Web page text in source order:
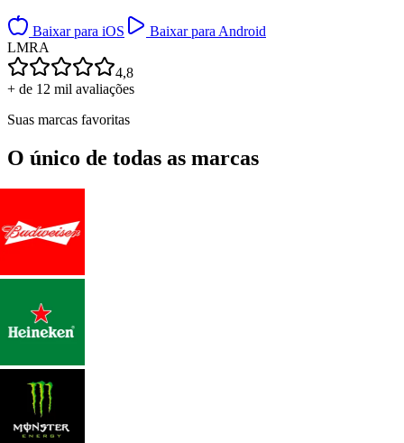
Baixar para iOS
Baixar para Android
LMRA
4,8
+ de 12 mil avaliações
Suas marcas favoritas
O único de todas as marcas